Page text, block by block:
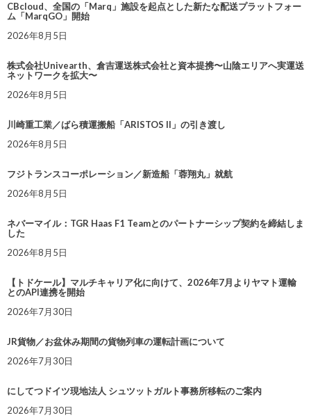
CBcloud、全国の「Marq」施設を起点とした新たな配送プラットフォー
ム「MarqGO」開始
2026年8月5日
株式会社Univearth、倉吉運送株式会社と資本提携〜山陰エリアへ実運送
ネットワークを拡大〜
2026年8月5日
川崎重工業／ばら積運搬船「ARISTOS II」の引き渡し
2026年8月5日
フジトランスコーポレーション／新造船「蓉翔丸」就航
2026年8月5日
ネバーマイル：TGR Haas F1 Teamとのパートナーシップ契約を締結しま
した
2026年8月5日
【トドケール】マルチキャリア化に向けて、2026年7月よりヤマト運輸
とのAPI連携を開始
2026年7月30日
JR貨物／お盆休み期間の貨物列車の運転計画について
2026年7月30日
にしてつドイツ現地法人 シュツットガルト事務所移転のご案内
2026年7月30日